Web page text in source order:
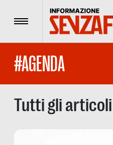
Menu
#AGENDA
Tutti gli articoli